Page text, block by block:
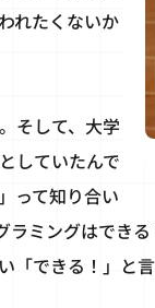
れたくないか
そして、大学
していたんで
って知り合い
ミングはでき
できる！」と